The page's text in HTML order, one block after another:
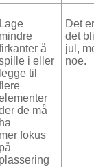
Lage
mindre
å
i eller
legge til
de må
ha
mer fokus
på
plassering
Det
det
jul,
noe.